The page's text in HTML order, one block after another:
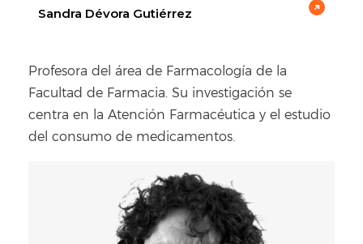
Sandra Dévora Gutiérrez
Profesora del área de Farmacología de la
Facultad de Farmacia. Su investigación se
centra en la Atención Farmacéutica y el estudio
del consumo de medicamentos.